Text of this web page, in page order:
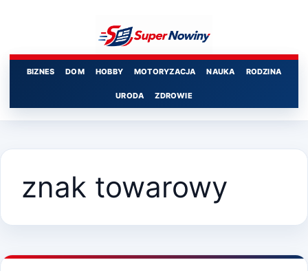
BIZNES DOM HOBBY MOTORYZACJA NAUKA RODZINA
URODA ZDROWIE
znak towarowy